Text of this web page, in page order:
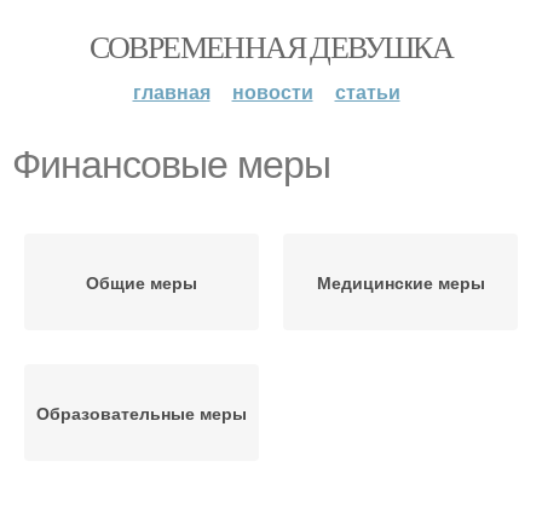
СОВРЕМЕННАЯ ДЕВУШКА
главная новости статьи
Финансовые меры
Общие меры Медицинские меры
Образовательные меры